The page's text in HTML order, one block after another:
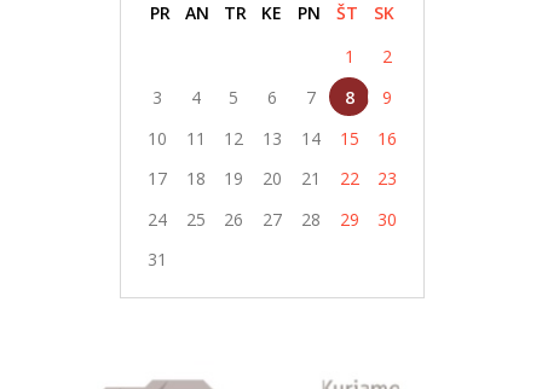
PR AN TR KE PN ŠT
SK
1
2
3
4 5 6 7 8
9
10
11 12 13 14 15
16
17
18 19 20 21 22
23
24
25 26 27 28 29
30
31